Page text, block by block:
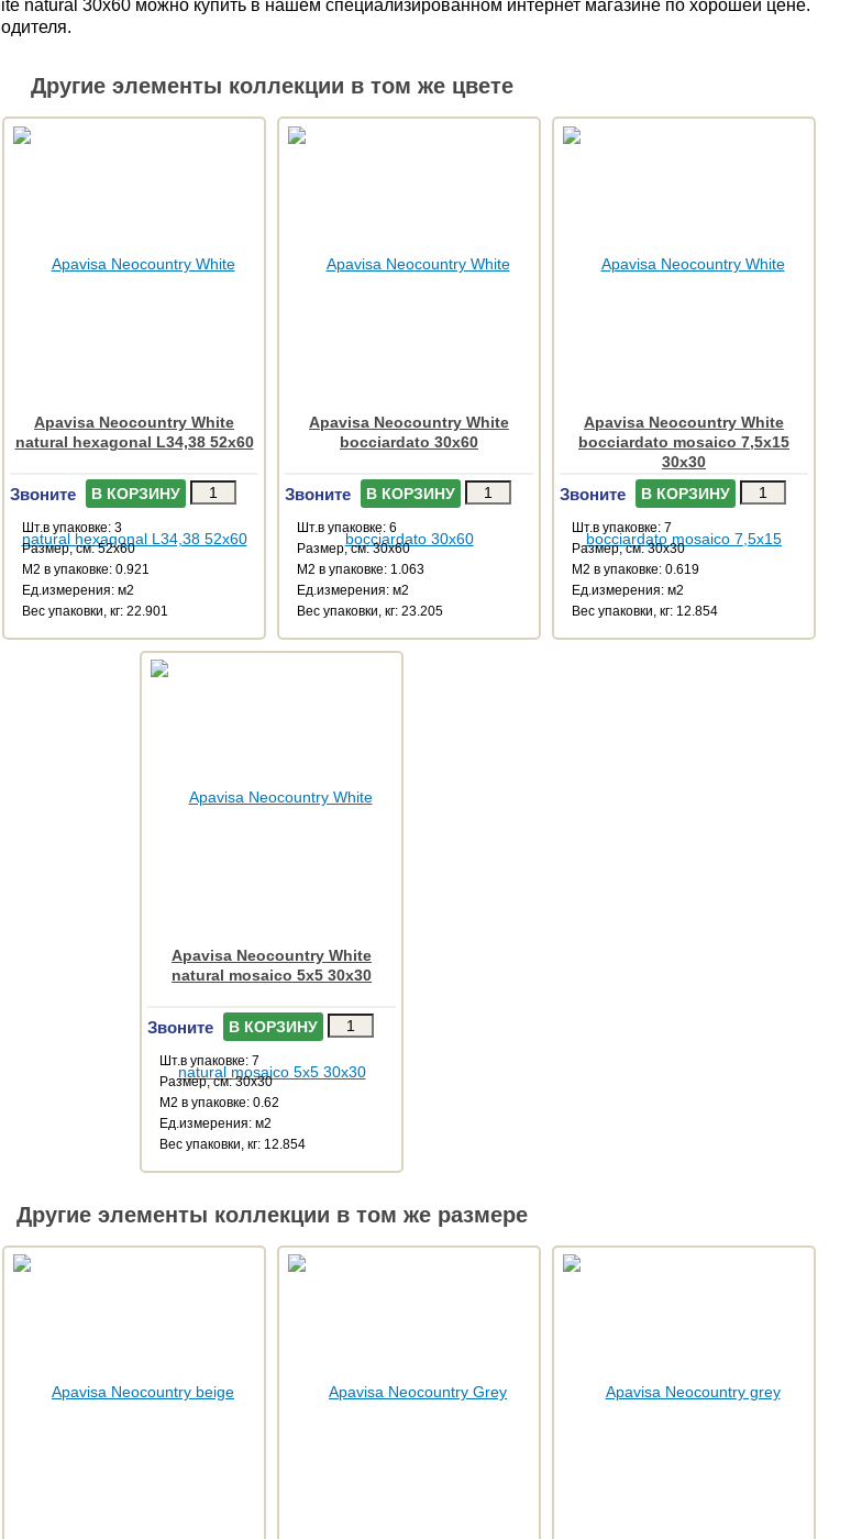
natural 30x60 можно купить в нашем специализированном интернет магазине по хорошей цене.
Другие элементы коллекции в том же цвете
Apavisa Neocountry White
natural hexagonal L34,38 52x60
Звоните В КОРЗИНУ
Шт.в упаковке: 3
Размер, см: 52x60
М2 в упаковке: 0.921
Ед.измерения: м2
Веc упаковки, кг: 22.901
Apavisa Neocountry White
bocciardato 30x60
Звоните В КОРЗИНУ
Шт.в упаковке: 6
Размер, см: 30x60
М2 в упаковке: 1.063
Ед.измерения: м2
Веc упаковки, кг: 23.205
Apavisa Neocountry White
bocciardato mosaico 7,5x15
30x30
Звоните В КОРЗИНУ
Шт.в упаковке: 7
Размер, см: 30x30
М2 в упаковке: 0.619
Ед.измерения: м2
Веc упаковки, кг: 12.854
Apavisa Neocountry White
natural mosaico 5x5 30x30
Звоните В КОРЗИНУ
Шт.в упаковке: 7
Размер, см: 30x30
М2 в упаковке: 0.62
Ед.измерения: м2
Веc упаковки, кг: 12.854
Другие элементы коллекции в том же размере